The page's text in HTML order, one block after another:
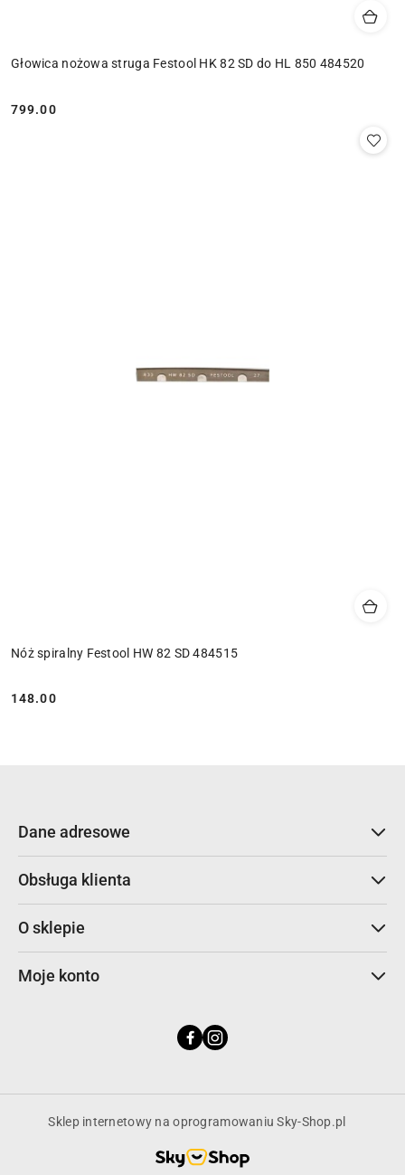
Głowica nożowa struga Festool HK 82 SD do HL 850 484520
Cena:
799.00
Nóż spiralny Festool HW 82 SD 484515
Cena:
148.00
Dane adresowe
Obsługa klienta
O sklepie
Moje konto
Sklep internetowy na oprogramowaniu Sky-Shop.pl